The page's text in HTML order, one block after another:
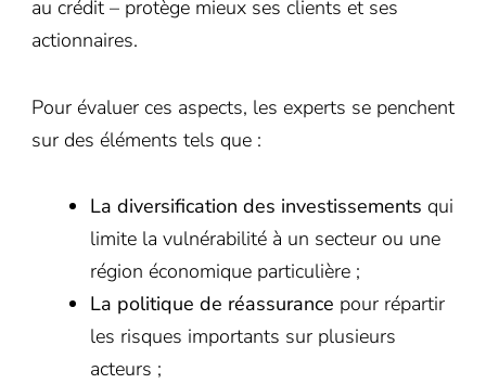
au crédit – protège mieux ses clients et ses
actionnaires.
Pour évaluer ces aspects, les experts se penchent
sur des éléments tels que :
La diversification des investissements qui
limite la vulnérabilité à un secteur ou une
région économique particulière ;
La politique de réassurance pour répartir
les risques importants sur plusieurs
acteurs ;